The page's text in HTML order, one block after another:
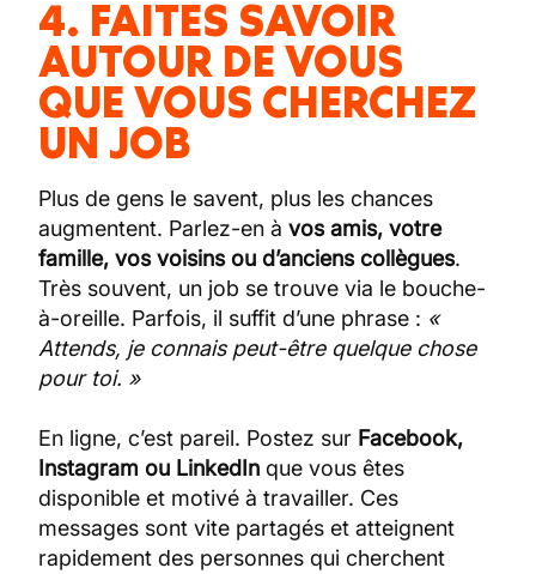
4. FAITES SAVOIR
AUTOUR DE VOUS
QUE VOUS CHERCHEZ
UN JOB
Plus de gens le savent, plus les chances
augmentent. Parlez-en à vos amis, votre
famille, vos voisins ou d’anciens collègues.
Très souvent, un job se trouve via le bouche-
à-oreille. Parfois, il suffit d’une phrase : «
Attends, je connais peut-être quelque chose
pour toi. »
En ligne, c’est pareil. Postez sur Facebook,
Instagram ou LinkedIn que vous êtes
disponible et motivé à travailler. Ces
messages sont vite partagés et atteignent
rapidement des personnes qui cherchent